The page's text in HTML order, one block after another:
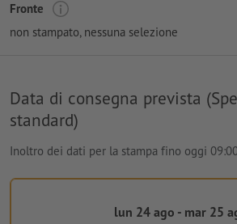
Fronte
non stampato, nessuna selezione
Data di consegna prevista
standard)
Inoltro dei dati per la stampa fino oggi
lun 24 ago - mar 25